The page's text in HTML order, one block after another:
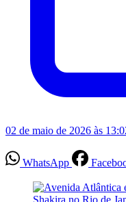
02 de maio de 2026 às
WhatsApp